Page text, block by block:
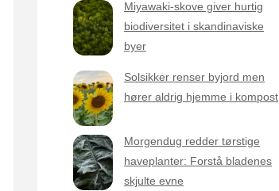
Miyawaki-skove giver hurtig
biodiversitet i skandinaviske
byer
Solsikker renser byjord men
hører aldrig hjemme i kompost
Morgendug redder tørstige
haveplanter: Forstå bladenes
skjulte evne